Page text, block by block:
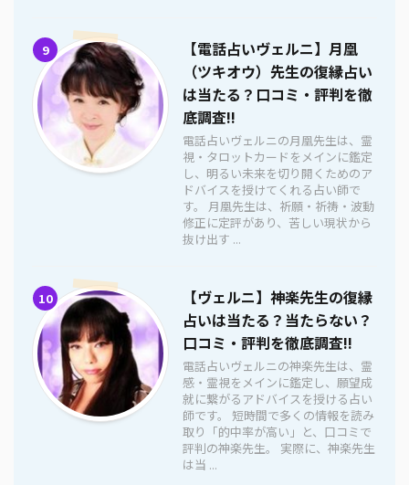
9
【電話占いヴェルニ】月凰
（ツキオウ）先生の復縁占い
は当たる？口コミ・評判を徹
底調査!!
電話占いヴェルニの月凰先生は、霊
視・タロットカードをメインに鑑定
し、明るい未来を切り開くためのア
ドバイスを授けてくれる占い師で
す。 月凰先生は、祈願・祈祷・波動
修正に定評があり、苦しい現状から
抜け出す ...
10
【ヴェルニ】神楽先生の復縁
占いは当たる？当たらない？
口コミ・評判を徹底調査!!
電話占いヴェルニの神楽先生は、霊
感・霊視をメインに鑑定し、願望成
就に繋がるアドバイスを授ける占い
師です。 短時間で多くの情報を読み
取り「的中率が高い」と、口コミで
評判の神楽先生。 実際に、神楽先生
は当 ...